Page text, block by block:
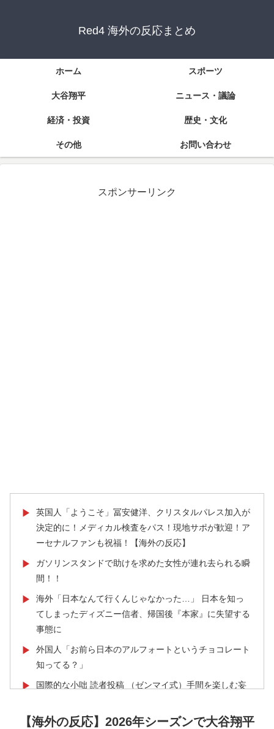
Red4 海外の反応まとめ
ホーム スポーツ
大谷翔平 ニュース・議論
経済・投資 歴史・文化
その他 お問い合わせ
スポンサーリンク
▶
英国人「ようこそ」冨安健洋、クリスタルパレス加入が
決定的に！メディカル検査をパス！現地サポが歓迎！ア
ーセナルファンも祝福！【海外の反応】
▶
ガソリンスタンドで助けを求めた女性が連れ去られる瞬
間！！
▶
海外「日本なんて行くんじゃなかった…」 日本を知っ
てしまったディズニー信者、帰国後『本家』に失望する
事態に
▶
外国人「お前ら日本のアルフォートというチョコレート
知ってる？」
▶
国際的な小咄 読者投稿 （ゼンマイ式）手間を楽しむ妄
▶
海外「うちは同じ日に二人とも不機嫌になるのは禁止。
【海外の反応】2026年シーズンで大谷翔平